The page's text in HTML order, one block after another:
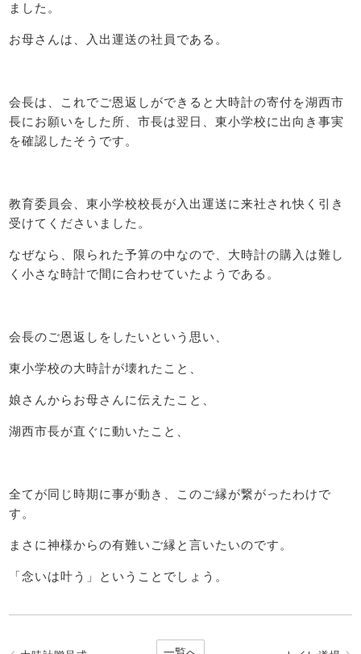
ました。
お母さんは、入出運送の社員である。
会長は、これでご恩返しができると大時計の寄付を湖西市
長にお願いをした所、市長は翌日、東小学校に出向き事実
を確認したそうです。
教育委員会、東小学校校長が入出運送に来社され快く引き
受けてくださいました。
なぜなら、限られた予算の中なので、大時計の購入は難し
く小さな時計で間に合わせていたようである。
会長のご恩返しをしたいという思い、
東小学校の大時計が壊れたこと、
娘さんからお母さんに伝えたこと、
湖西市長が直ぐに動いたこと、
全てが同じ時期に事が動き、このご縁が繋がったわけで
す。
まさに神様からの有難いご縁と言いたいのです。
「念いは叶う」ということでしょう。